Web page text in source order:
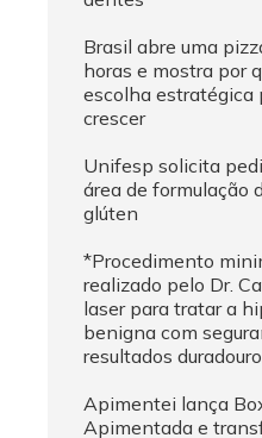
Brasil abre uma
horas e mostra por
escolha estratégica
crescer
Unifesp solicita
área de formulação
glúten
*Procedimento
realizado pelo Dr.
laser para tratar a
benigna com
resultados
Apimentei lança
Apimentada e